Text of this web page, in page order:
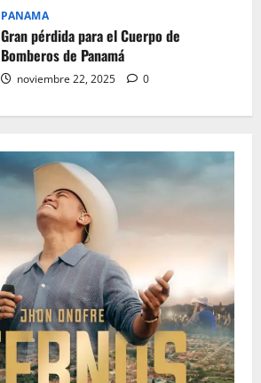
PANAMA
Gran pérdida para el Cuerpo de
Bomberos de Panamá
noviembre 22, 2025 0